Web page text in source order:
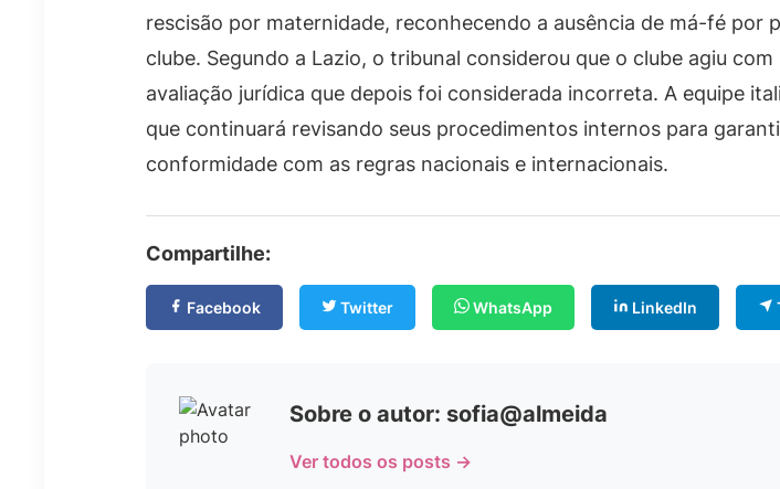
rescisão por maternidade, reconhecendo a ausência de má-fé por
clube. Segundo a Lazio, o tribunal considerou que o clube agiu com
avaliação jurídica que depois foi considerada incorreta. A equipe
que continuará revisando seus procedimentos internos para
conformidade com as regras nacionais e internacionais.
Compartilhe:
Facebook Twitter WhatsApp LinkedIn
Sobre o autor: sofia@almeida
Ver todos os posts →